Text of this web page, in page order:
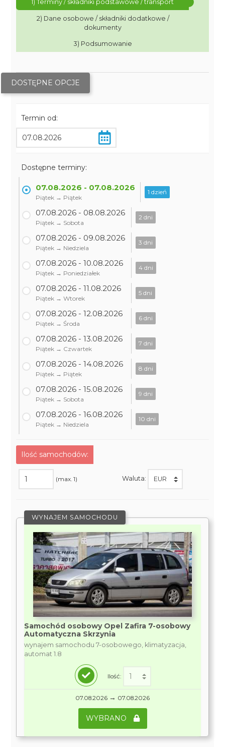
1) Terminy / składniki podstawowe / transport
2) Dane osobowe / składniki dodatkowe /
dokumenty
3) Podsumowanie
DOSTĘPNE OPCJE
Termin od:
Dostępne terminy:
07.08.2026 - 07.08.2026
Piątek → Piątek
1 dzień
07.08.2026 - 08.08.2026
Piątek → Sobota
2 dni
07.08.2026 - 09.08.2026
Piątek → Niedziela
3 dni
07.08.2026 - 10.08.2026
Piątek → Poniedziałek
4 dni
07.08.2026 - 11.08.2026
Piątek → Wtorek
5 dni
07.08.2026 - 12.08.2026
Piątek → Środa
6 dni
07.08.2026 - 13.08.2026
Piątek → Czwartek
7 dni
07.08.2026 - 14.08.2026
Piątek → Piątek
8 dni
07.08.2026 - 15.08.2026
Piątek → Sobota
9 dni
07.08.2026 - 16.08.2026
Piątek → Niedziela
10 dni
Ilość samochodów:
(max. 1) Waluta:
WYNAJEM SAMOCHODU
Samochód osobowy Opel Zafira 7-osobowy
Automatyczna Skrzynia
wynajem samochodu 7-osobowego, klimatyzacja,
automat 1.8
Ilość:
07.08.2026 → 07.08.2026
WYBRANO